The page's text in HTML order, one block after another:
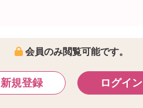
会員のみ閲覧可能です。
新規登録 ログイン